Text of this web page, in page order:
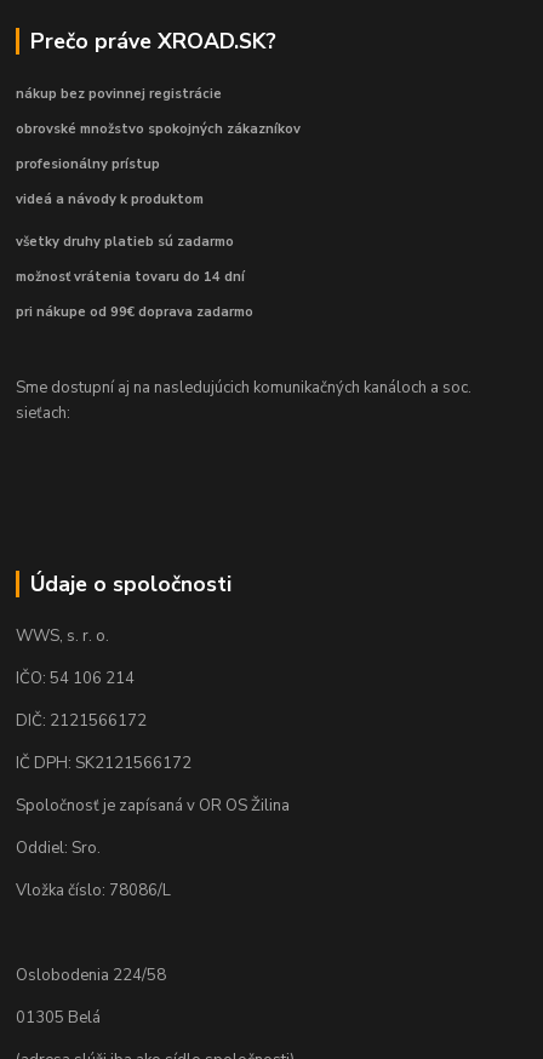
Prečo práve XROAD.SK?
nákup bez povinnej registrácie
obrovské množstvo spokojných zákazníkov
profesionálny prístup
videá a návody k produktom
všetky druhy platieb sú zadarmo
možnosť vrátenia tovaru do 14 dní
pri nákupe od 99€ doprava zadarmo
Sme dostupní aj na nasledujúcich komunikačných kanáloch a soc.
sieťach:
Údaje o spoločnosti
WWS, s. r. o.
IČO: 54 106 214
DIČ: 2121566172
IČ DPH: SK2121566172
Spoločnosť je zapísaná v OR OS Žilina
Oddiel: Sro.
Vložka číslo: 78086/L
Oslobodenia 224/58
01305 Belá